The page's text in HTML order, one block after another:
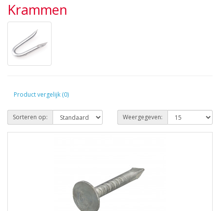
Krammen
Product vergelijk (0)
Sorteren op: Weergegeven: